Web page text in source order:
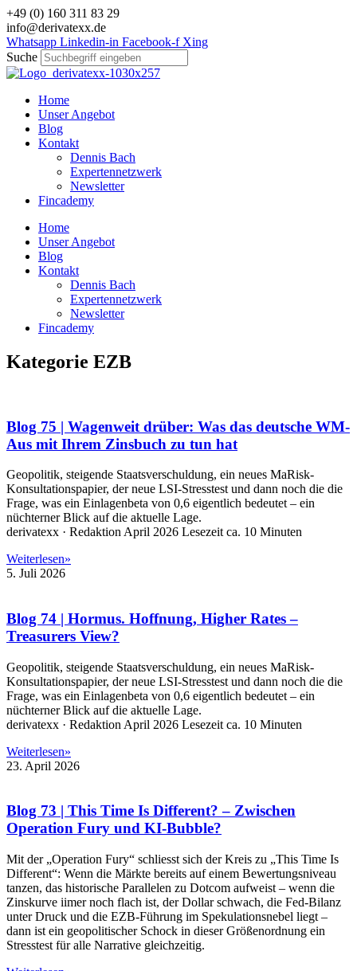
Zum
Inhalt
wechseln
+49 (0) 160 311 83 29
info@derivatexx.de
Whatsapp Linkedin-in Facebook-f Xing
Suche
Home
Unser Angebot
Blog
Kontakt
Dennis Bach
Expertennetzwerk
Newsletter
Fincademy
Home
Unser Angebot
Blog
Kontakt
Dennis Bach
Expertennetzwerk
Newsletter
Fincademy
Kategorie EZB
Blog 75 | Wagenweit drüber: Was das deutsche WM-
Aus mit Ihrem Zinsbuch zu tun hat
Geopolitik, steigende Staatsverschuldung, ein neues MaRisk-
Konsultationspapier, der neue LSI-Stresstest und dann noch die die
Frage, was ein Einlagenbeta von 0,6 eigentlich bedeutet – ein
nüchterner Blick auf die aktuelle Lage.
derivatexx · Redaktion April 2026 Lesezeit ca. 10 Minuten
Weiterlesen»
5. Juli 2026
Blog 74 | Hormus. Hoffnung, Higher Rates –
Treasurers View?
Geopolitik, steigende Staatsverschuldung, ein neues MaRisk-
Konsultationspapier, der neue LSI-Stresstest und dann noch die die
Frage, was ein Einlagenbeta von 0,6 eigentlich bedeutet – ein
nüchterner Blick auf die aktuelle Lage.
derivatexx · Redaktion April 2026 Lesezeit ca. 10 Minuten
Weiterlesen»
23. April 2026
Blog 73 | This Time Is Different? – Zwischen
Operation Fury und KI-Bubble?
Mit der „Operation Fury“ schliesst sich der Kreis zu „This Time Is
Different“: Wenn die Märkte bereits auf einem Bewertungsniveau
tanzen, das historische Parallelen zu Dotcom aufweist – wenn die
Zinskurve iimer noch flach ist, der Dollar schwach, die Fed-Bilanz
unter Druck und die EZB-Führung im Spekulationsnebel liegt –
dann ist ein geopolitischer Schock in dieser Größenordnung ein
Stresstest für alle Narrative gleichzeitig.